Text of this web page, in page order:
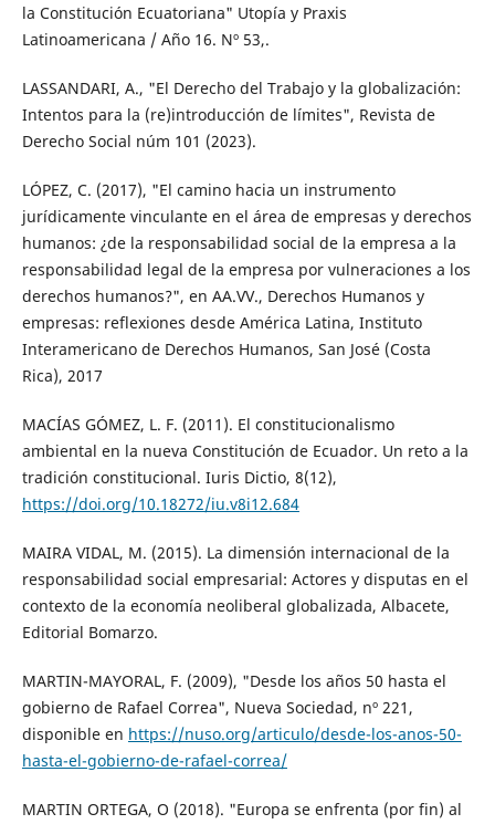
la Constitución Ecuatoriana" Utopía y Praxis
Latinoamericana / Año 16. Nº 53,.
LASSANDARI, A., "El Derecho del Trabajo y la globalización:
Intentos para la (re)introducción de límites", Revista de
Derecho Social núm 101 (2023).
LÓPEZ, C. (2017), "El camino hacia un instrumento
jurídicamente vinculante en el área de empresas y derechos
humanos: ¿de la responsabilidad social de la empresa a la
responsabilidad legal de la empresa por vulneraciones a los
derechos humanos?", en AA.VV., Derechos Humanos y
empresas: reflexiones desde América Latina, Instituto
Interamericano de Derechos Humanos, San José (Costa
Rica), 2017
MACÍAS GÓMEZ, L. F. (2011). El constitucionalismo
ambiental en la nueva Constitución de Ecuador. Un reto a la
tradición constitucional. Iuris Dictio, 8(12),
https://doi.org/10.18272/iu.v8i12.684
MAIRA VIDAL, M. (2015). La dimensión internacional de la
responsabilidad social empresarial: Actores y disputas en el
contexto de la economía neoliberal globalizada, Albacete,
Editorial Bomarzo.
MARTIN-MAYORAL, F. (2009), "Desde los años 50 hasta el
gobierno de Rafael Correa", Nueva Sociedad, nº 221,
disponible en https://nuso.org/articulo/desde-los-anos-50-
hasta-el-gobierno-de-rafael-correa/
MARTIN ORTEGA, O (2018). "Europa se enfrenta (por fin) al